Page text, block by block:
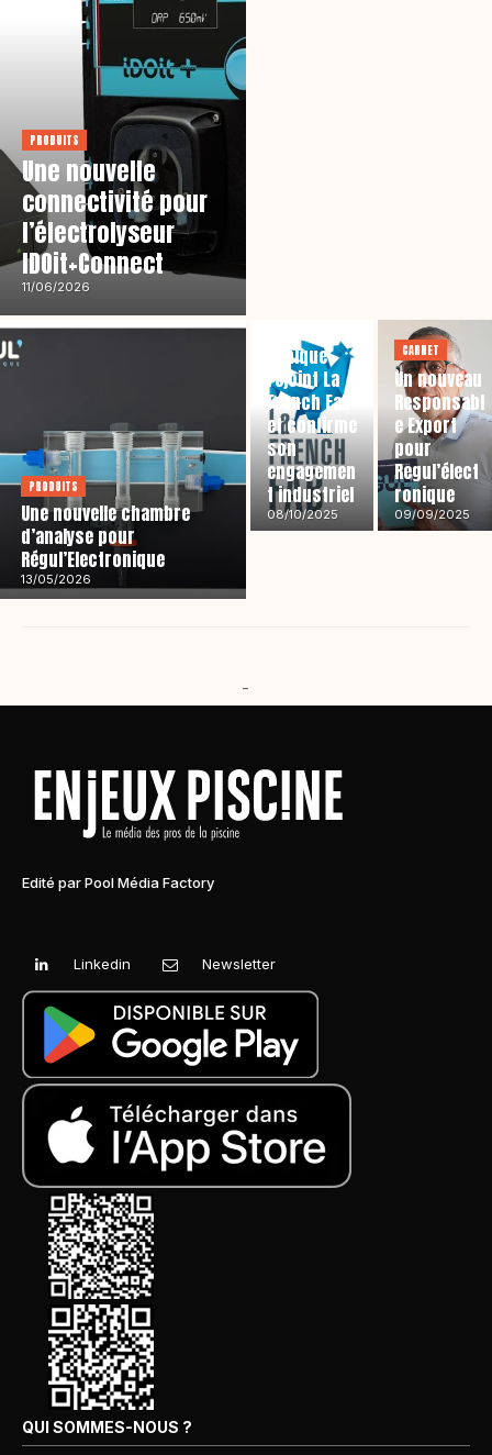
PRODUITS
Une nouvelle
connectivité pour
l’électrolyseur
IDOit+Connect
11/06/2026
PRODUITS
Une nouvelle chambre
d’analyse pour
Régul’Electronique
13/05/2026
REGUL’Élect
ronique
rejoint La
French Fab
et confirme
son
engagemen
t industriel
08/10/2025
CARNET
Un nouveau
Responsabl
e Export
pour
Regul’élect
ronique
09/09/2025
-
Edité par Pool Média Factory
Linkedin Newsletter
QUI SOMMES-NOUS ?